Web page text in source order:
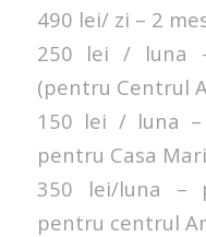
490 lei/ zi – 2
250 lei / luna
(pentru Centrul
150 lei / luna
pentru Casa
350 lei/luna –
pentru centrul